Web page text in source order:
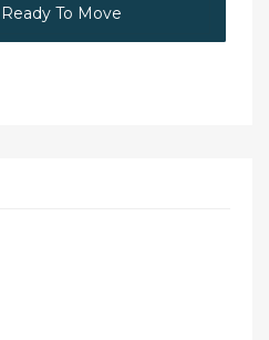
Ready To Move